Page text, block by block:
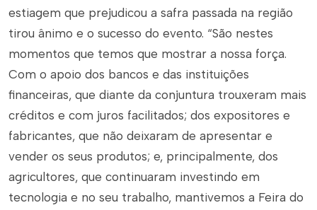
estiagem que prejudicou a safra passada na região
tirou ânimo e o sucesso do evento. “São nestes
momentos que temos que mostrar a nossa força.
Com o apoio dos bancos e das instituições
financeiras, que diante da conjuntura trouxeram mais
créditos e com juros facilitados; dos expositores e
fabricantes, que não deixaram de apresentar e
vender os seus produtos; e, principalmente, dos
agricultores, que continuaram investindo em
tecnologia e no seu trabalho, mantivemos a Feira do